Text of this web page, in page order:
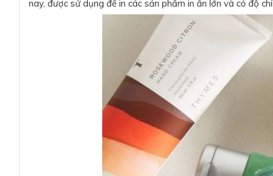
nay, được sử dụng để in các sản phẩm in ấn lớn và có độ